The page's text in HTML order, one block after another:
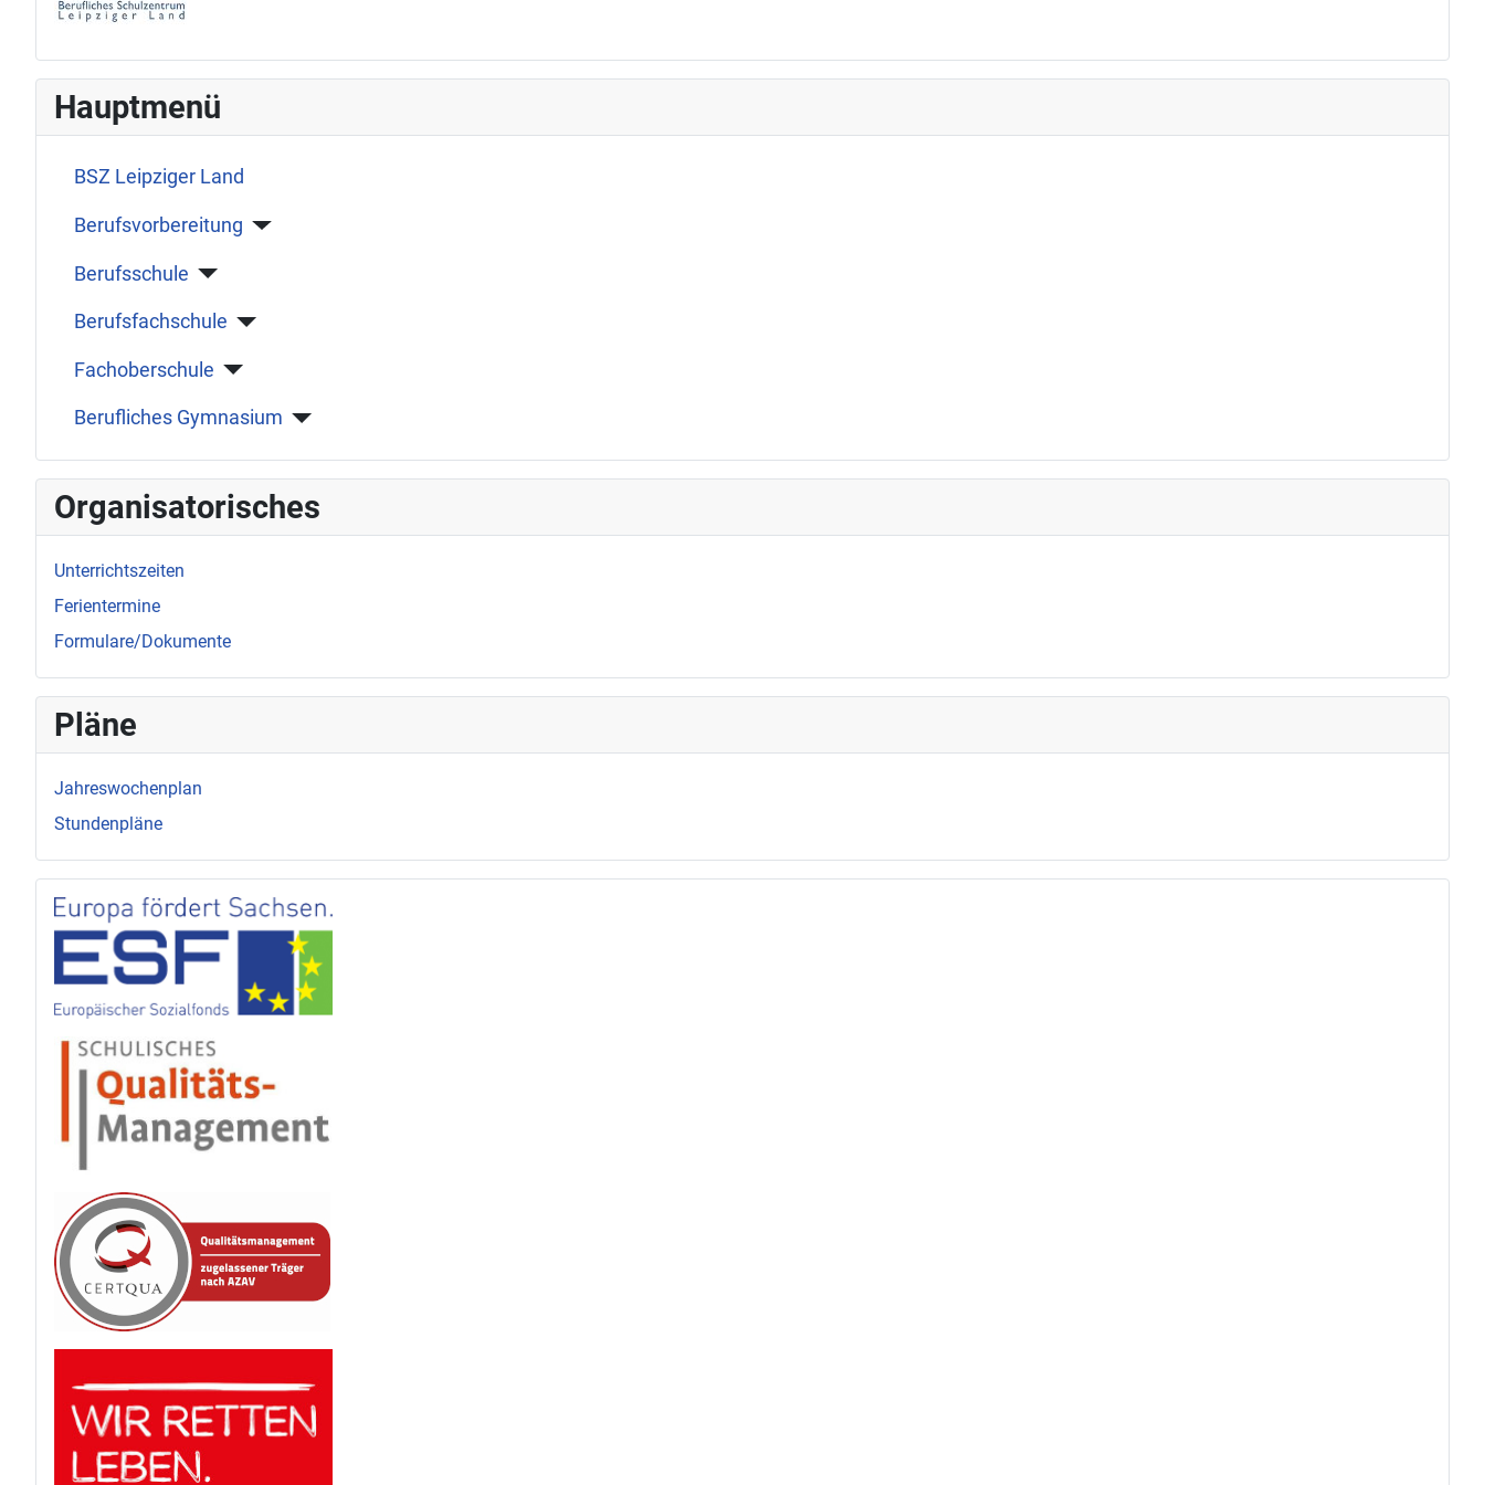
Hauptmenü
BSZ Leipziger Land
Berufsvorbereitung
Berufsschule
Berufsfachschule
Fachoberschule
Berufliches Gymnasium
Organisatorisches
Unterrichtszeiten
Ferientermine
Formulare/Dokumente
Pläne
Jahreswochenplan
Stundenpläne